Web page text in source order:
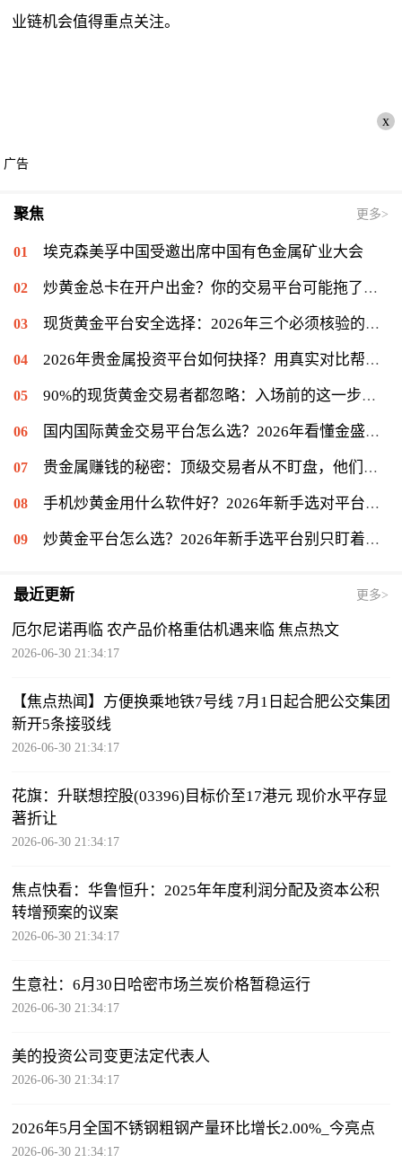
业链机会值得重点关注。
x
广告
聚焦 更多>
埃克森美孚中国受邀出席中国有色金属矿业大会
炒黄金总卡在开户出金？你的交易平台可能拖了后腿
现货黄金平台安全选择：2026年三个必须核验的关键标准
2026年贵金属投资平台如何抉择？用真实对比帮你理清思路
90%的现货黄金交易者都忽略：入场前的这一步很关键
国内国际黄金交易平台怎么选？2026年看懂金盛贵金属的交易门道
贵金属赚钱的秘密：顶级交易者从不盯盘，他们专注另一件事
手机炒黄金用什么软件好？2026年新手选对平台只是第一步
炒黄金平台怎么选？2026年新手选平台别只盯着低点差
最近更新 更多>
厄尔尼诺再临 农产品价格重估机遇来临 焦点热文
2026-06-30 21:34:17
【焦点热闻】方便换乘地铁7号线 7月1日起合肥公交集团
新开5条接驳线
2026-06-30 21:34:17
花旗：升联想控股(03396)目标价至17港元 现价水平存显
著折让
2026-06-30 21:34:17
焦点快看：华鲁恒升：2025年年度利润分配及资本公积
转增预案的议案
2026-06-30 21:34:17
生意社：6月30日哈密市场兰炭价格暂稳运行
2026-06-30 21:34:17
美的投资公司变更法定代表人
2026-06-30 21:34:17
2026年5月全国不锈钢粗钢产量环比增长2.00%_今亮点
2026-06-30 21:34:17